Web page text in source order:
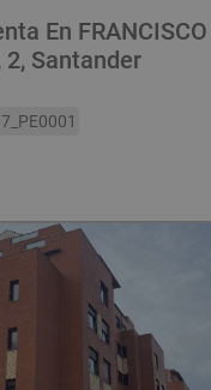
En FRANCISCO
2, Santander